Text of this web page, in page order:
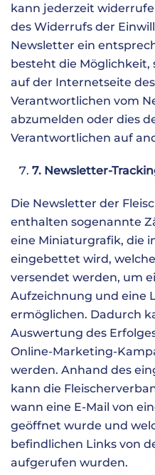
kann jederzeit
des Widerrufs der
Newsletter ein
besteht die Möglichkeit,
auf der Internetseite
Verantwortlichen vom
abzumelden oder dies
Verantwortlichen auf
7. Newsletter-
Die Newsletter der
enthalten sogenannte
eine Miniaturgrafik, die
eingebettet wird,
versendet werden, um
Aufzeichnung und eine
ermöglichen. Dadurch
Auswertung des
Online-Marketing-
werden. Anhand des
kann die
wann eine E-Mail von
geöffnet wurde und
befindlichen Links von
aufgerufen wurden.